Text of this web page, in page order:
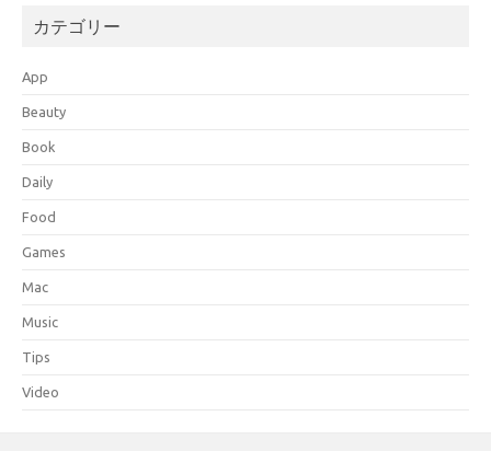
カテゴリー
App
Beauty
Book
Daily
Food
Games
Mac
Music
Tips
Video